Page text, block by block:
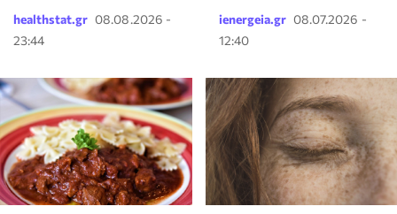
healthstat.gr 08.08.2026 -
23:44
ienergeia.gr 08.07.2026 -
12:40